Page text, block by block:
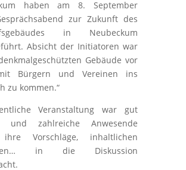
haben am 8. September
zur Zukunft des
in Neubeckum
Absicht der Initiatoren war
Gebäude vor
Bürgern und Vereinen ins
zu kommen.“
Veranstaltung war gut
und zahlreiche Anwesende
Vorschläge, inhaltlichen
in die Diskussion